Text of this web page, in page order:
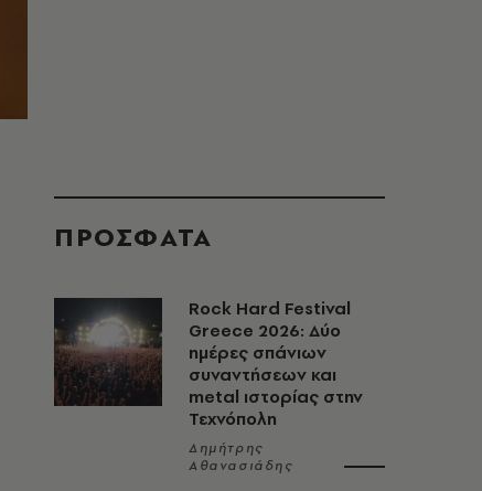
ΠΡΟΣΦΑΤΑ
Rock Hard Festival
Greece 2026: Δύο
ημέρες σπάνιων
συναντήσεων και
metal ιστορίας στην
Τεχνόπολη
Δημήτρης
Αθανασιάδης